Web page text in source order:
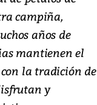
campiña,
años de
mantienen el
la tradición de
y